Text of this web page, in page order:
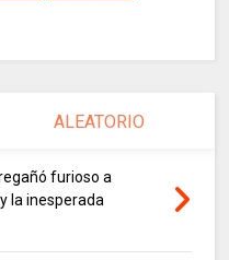
ALEATORIO
furioso a
la inesperada